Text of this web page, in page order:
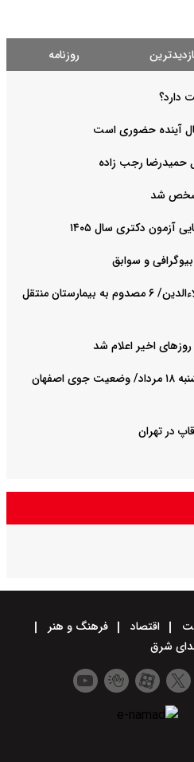
روزنامه
دارد؟
آینده حضوری است
حمیدرضا رجب زاده
مشخص شد
آزمون دکتری سال ۱۴۰۵
و سوابق
حادثه سقوط آسانسور در پاساژ علاءالدین/ ۶ مصدوم به بیمارستان منتقل
اخیر اعلام شد
پیش بینی هوای اصفهان فردا یکشنبه ۱۸ مرداد/ وضعیت جوی اصفهان
اقتصاد
فرهنگ و هنر
شرق